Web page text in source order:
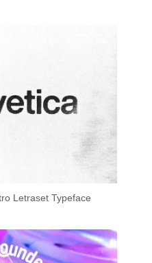
Letraset Typeface